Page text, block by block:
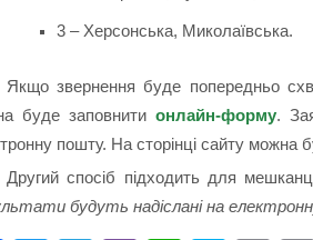
3 – Херсонська, Миколаївська.
Якщо звернення буде попередньо
буде заповнитионлайн-форму.
пошту. На сторінці сайту можна
Другий спосіб підходить для
будуть надіслані на